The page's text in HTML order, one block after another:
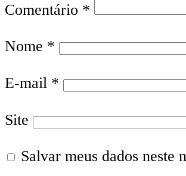
Comentário *
Nome *
E-mail *
Site
Salvar meus dados neste